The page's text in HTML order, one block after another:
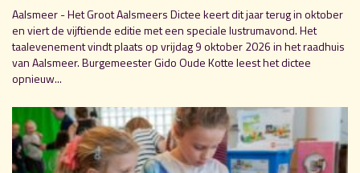
Aalsmeer - Het Groot Aalsmeers Dictee keert dit jaar terug in oktober
en viert de vijftiende editie met een speciale lustrumavond. Het
taalevenement vindt plaats op vrijdag 9 oktober 2026 in het raadhuis
van Aalsmeer. Burgemeester Gido Oude Kotte leest het dictee
opnieuw...